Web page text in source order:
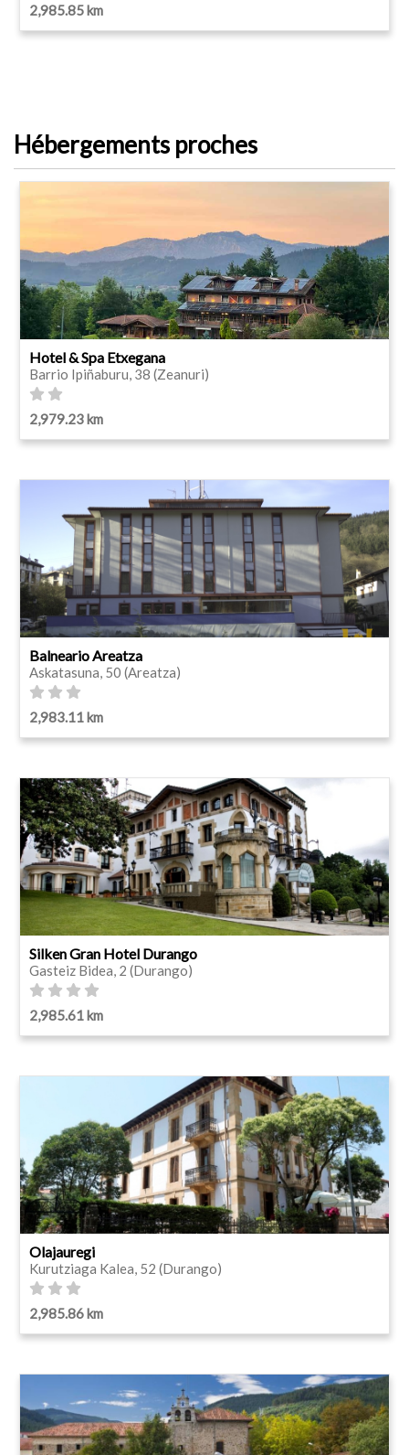
2,985.85 km
Hébergements proches
Hotel & Spa Etxegana
Barrio Ipiñaburu, 38 (Zeanuri)
2,979.23 km
Balneario Areatza
Askatasuna, 50 (Areatza)
2,983.11 km
Silken Gran Hotel Durango
Gasteiz Bidea, 2 (Durango)
2,985.61 km
Olajauregi
Kurutziaga Kalea, 52 (Durango)
2,985.86 km